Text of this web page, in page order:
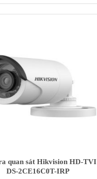
quan sát Hikvision HD-TVI
DS-2CE16C0T-IRP